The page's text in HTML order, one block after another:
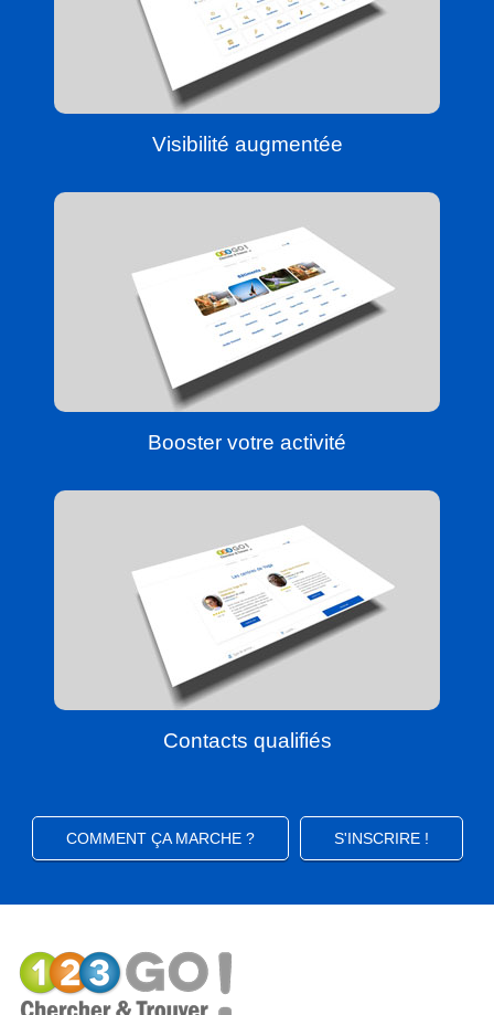
Visibilité augmentée
Booster votre activité
Contacts qualifiés
COMMENT ÇA MARCHE ? S'INSCRIRE !